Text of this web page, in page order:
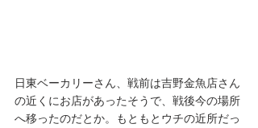
日東ベーカリーさん、戦前は吉野金魚店さん
の近くにお店があったそうで、戦後今の場所
へ移ったのだとか。もともとウチの近所だっ